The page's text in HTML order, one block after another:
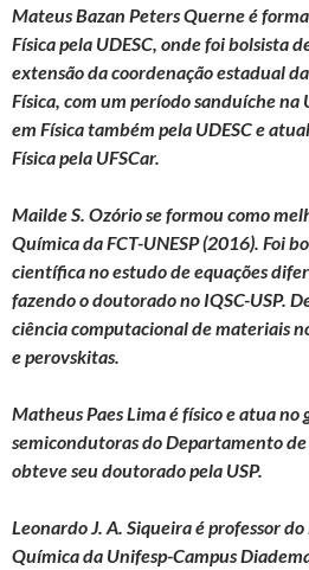
Mateus Bazan Peters Querne é
Física pela UDESC, onde foi bolsista
extensão da coordenação estadual
Física, com um período sanduíche
em Física também pela UDESC e
Física pela UFSCar.
Mailde S. Ozório se formou como
Química da FCT-UNESP (2016). Foi
científica no estudo de equações
fazendo o doutorado no IQSC-USP.
ciência computacional de materiais
e perovskitas.
Matheus Paes Lima é físico e atua
semicondutoras do Departamento de
obteve seu doutorado pela USP.
Leonardo J. A. Siqueira é professor
Química da Unifesp-Campus